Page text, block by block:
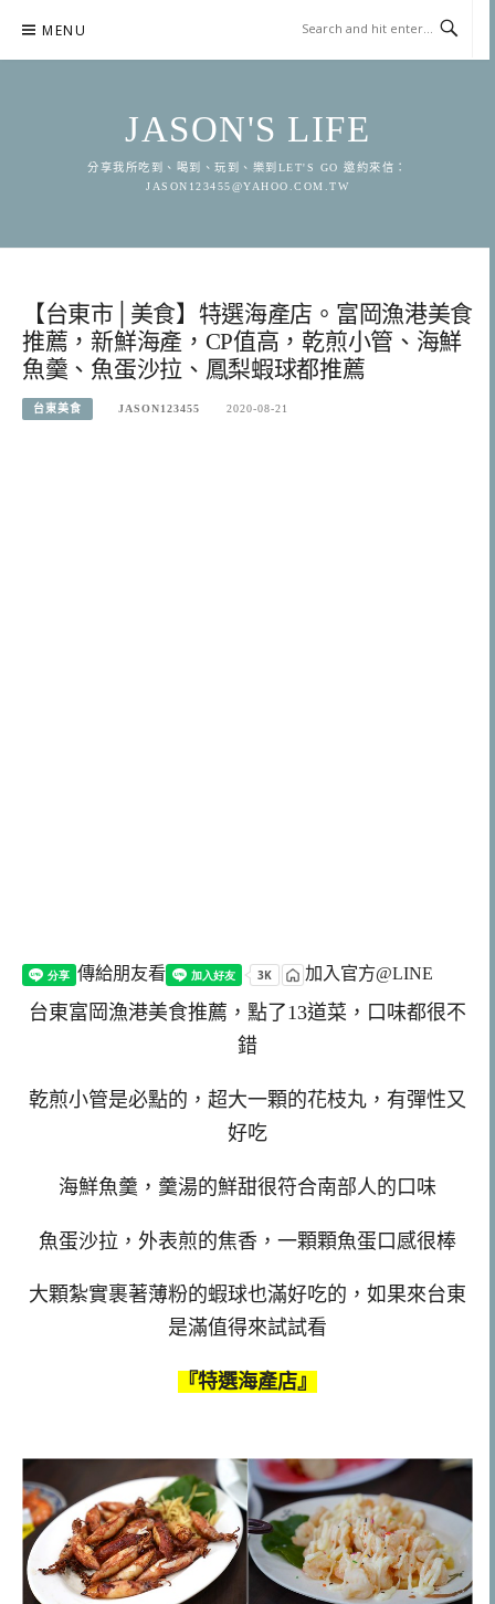
content
MENU
JASON'S LIFE
分享我所吃到、喝到、玩到、樂到LET'S GO 邀約來信：
JASON123455@YAHOO.COM.TW
【台東市│美食】特選海產店。富岡漁港美食
推薦，新鮮海產，CP值高，乾煎小管、海鮮
魚羹、魚蛋沙拉、鳳梨蝦球都推薦
台東美食 JASON123455 2020-08-21
傳給朋友看 加入官方@LINE
台東富岡漁港美食推薦，點了13道菜，口味都很不
錯
乾煎小管是必點的，超大一顆的花枝丸，有彈性又
好吃
海鮮魚羹，羹湯的鮮甜很符合南部人的口味
魚蛋沙拉，外表煎的焦香，一顆顆魚蛋口感很棒
大顆紮實裹著薄粉的蝦球也滿好吃的，如果來台東
是滿值得來試試看
『特選海產店』